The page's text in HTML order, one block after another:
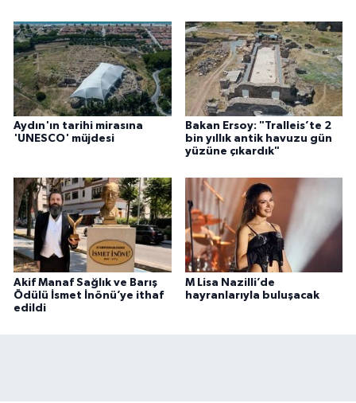
Aydın'ın tarihi mirasına
'UNESCO' müjdesi
Bakan Ersoy: "Tralleis’te 2
bin yıllık antik havuzu gün
yüzüne çıkardık"
Akif Manaf Sağlık ve Barış
Ödülü İsmet İnönü’ye ithaf
edildi
M Lisa Nazilli’de
hayranlarıyla buluşacak